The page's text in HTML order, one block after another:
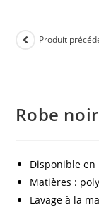
Produit
Robe
Disponible en
Matières :
Lavage à la